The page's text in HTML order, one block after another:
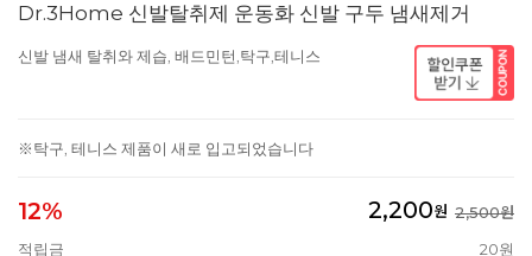
Dr.3Home 신발탈취제 운동화 신발 구두 냄새제거
신발 냄새 탈취와 제습, 배드민턴,탁구,테니스
※탁구, 테니스 제품이 새로 입고되었습니다
12% 2,200원 2,500원
적립금
20원